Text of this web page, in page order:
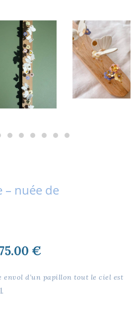
– nuée de
€Plage
prix :
envol d’un papillon tout le ciel est